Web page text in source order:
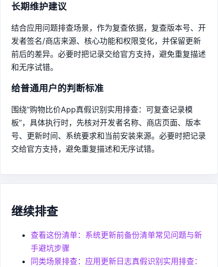
长期维护建议
结合应用问题排查场景，作为复查依据，复查版本号、开
发者签名/商店来源、核心功能和权限变化，并保留更新
前后的差异。必要时把记录交给官方支持，避免重复描述
和无序试错。
给普通用户的判断标准
围绕“购物比价App真假识别实用排查：可复查记录模
板”，具体执行时，先核对开发者名称、商店页面、版本
号、更新时间、系统要求和当前安装来源。必要时把记录
交给官方支持，避免重复描述和无序试错。
继续排查
查看这份清单：系统更新前备份清单常见问题与新
手避坑步骤
同类场景排查：应用更新日志真假识别实用排查：